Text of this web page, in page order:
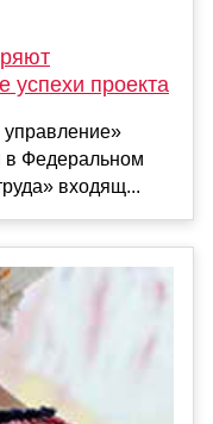
успехи проекта
в Федеральном
входящ...